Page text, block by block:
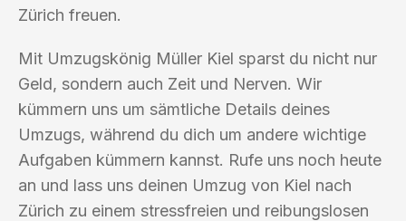
Zürich freuen.
Mit Umzugskönig Müller Kiel sparst du nicht nur
Geld, sondern auch Zeit und Nerven. Wir
kümmern uns um sämtliche Details deines
Umzugs, während du dich um andere wichtige
Aufgaben kümmern kannst. Rufe uns noch heute
an und lass uns deinen Umzug von Kiel nach
Zürich zu einem stressfreien und reibungslosen